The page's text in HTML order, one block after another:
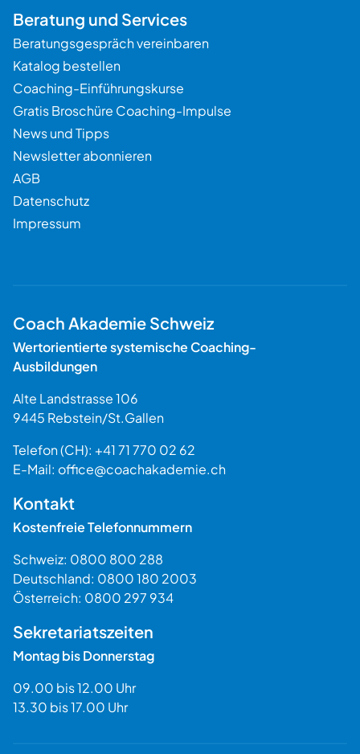
Beratung und Services
Beratungsgespräch vereinbaren
Katalog bestellen
Coaching-Einführungskurse
Gratis Broschüre Coaching-Impulse
News und Tipps
Newsletter abonnieren
AGB
Datenschutz
Impressum
Coach Akademie Schweiz
Wertorientierte systemische Coaching-
Ausbildungen
Alte Landstrasse 106
9445 Rebstein/St.Gallen
Telefon (CH): +41 71 770 02 62
E-Mail: office@coachakademie.ch
Kontakt
Kostenfreie Telefonnummern
Schweiz: 0800 800 288
Deutschland: 0800 180 2003
Österreich: 0800 297 934
Sekretariatszeiten
Montag bis Donnerstag
09.00 bis 12.00 Uhr
13.30 bis 17.00 Uhr